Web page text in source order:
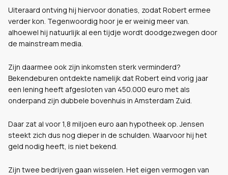
Uiteraard ontving hij hiervoor donaties, zodat Robert ermee
verder kon. Tegenwoordig hoor je er weinig meer van.
alhoewel hij natuurlijk al een tijdje wordt doodgezwegen door
de mainstream media.
Zijn daarmee ook zijn inkomsten sterk verminderd?
Bekendeburen ontdekte namelijk dat Robert eind vorig jaar
een lening heeft afgesloten van 450.000 euro met als
onderpand zijn dubbele bovenhuis in Amsterdam Zuid.
Daar zat al voor 1,8 miljoen euro aan hypotheek op. Jensen
steekt zich dus nog dieper in de schulden. Waarvoor hij het
geld nodig heeft, is niet bekend.
Zijn twee bedrijven gaan wisselen. Het eigen vermogen van